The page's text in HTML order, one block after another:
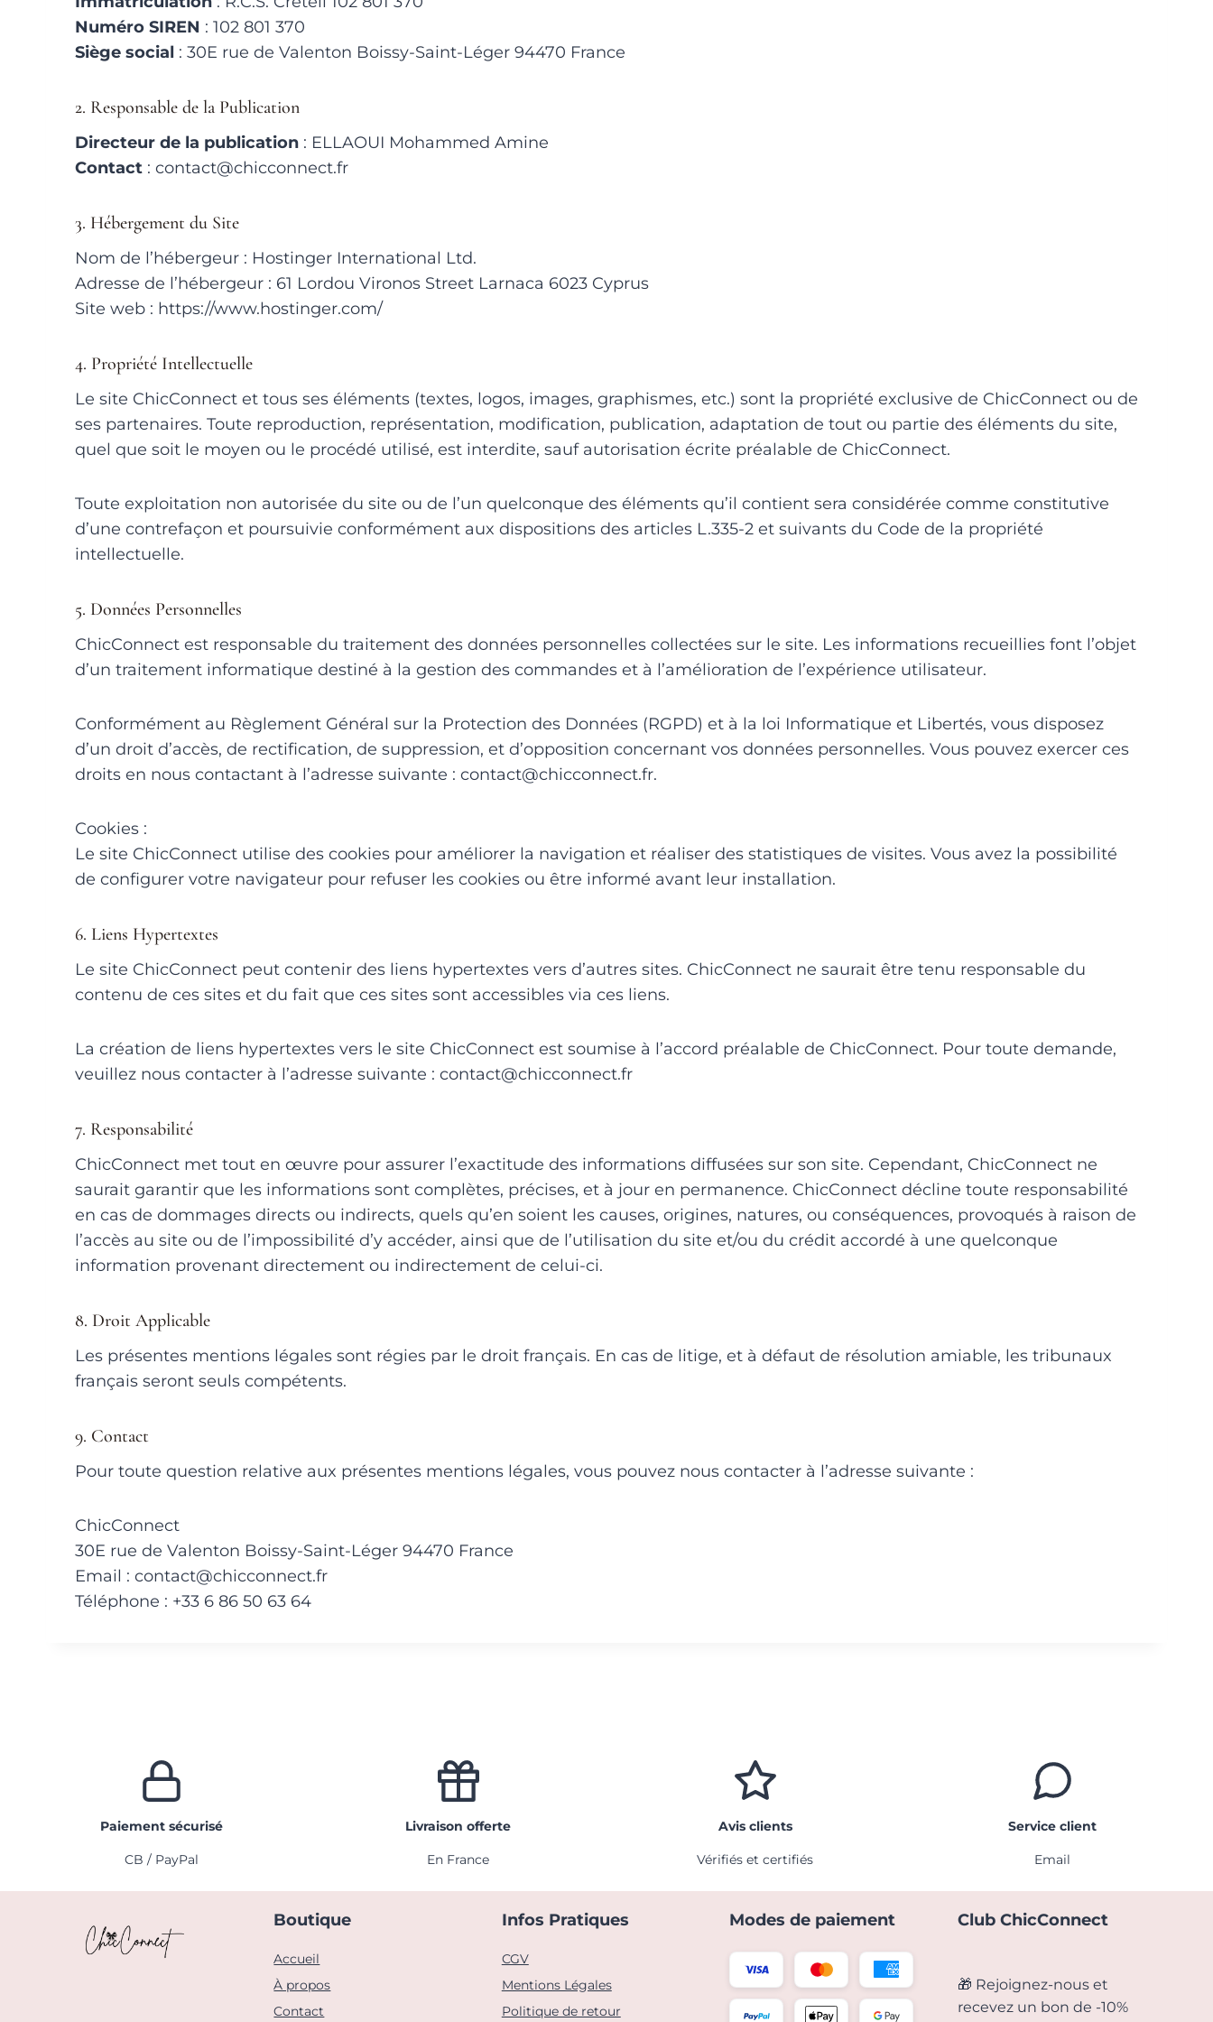
Numéro SIREN : 102 801 370
Siège social : 30E rue de Valenton Boissy-Saint-Léger 94470 France
2. Responsable de la Publication
Directeur de la publication : ELLAOUI Mohammed Amine
Contact : contact@chicconnect.fr
3. Hébergement du Site
Nom de l’hébergeur : Hostinger International Ltd.
Adresse de l’hébergeur : 61 Lordou Vironos Street Larnaca 6023 Cyprus
Site web : https://www.hostinger.com/
4. Propriété Intellectuelle
Le site ChicConnect et tous ses éléments (textes, logos, images, graphismes, etc.) sont la propriété exclusive de ChicConnect ou de
ses partenaires. Toute reproduction, représentation, modification, publication, adaptation de tout ou partie des éléments du site,
quel que soit le moyen ou le procédé utilisé, est interdite, sauf autorisation écrite préalable de ChicConnect.
Toute exploitation non autorisée du site ou de l’un quelconque des éléments qu’il contient sera considérée comme constitutive
d’une contrefaçon et poursuivie conformément aux dispositions des articles L.335-2 et suivants du Code de la propriété
intellectuelle.
5. Données Personnelles
ChicConnect est responsable du traitement des données personnelles collectées sur le site. Les informations recueillies font l’objet
d’un traitement informatique destiné à la gestion des commandes et à l’amélioration de l’expérience utilisateur.
Conformément au Règlement Général sur la Protection des Données (RGPD) et à la loi Informatique et Libertés, vous disposez
d’un droit d’accès, de rectification, de suppression, et d’opposition concernant vos données personnelles. Vous pouvez exercer ces
droits en nous contactant à l’adresse suivante : contact@chicconnect.fr.
Cookies :
Le site ChicConnect utilise des cookies pour améliorer la navigation et réaliser des statistiques de visites. Vous avez la possibilité
de configurer votre navigateur pour refuser les cookies ou être informé avant leur installation.
6. Liens Hypertextes
Le site ChicConnect peut contenir des liens hypertextes vers d’autres sites. ChicConnect ne saurait être tenu responsable du
contenu de ces sites et du fait que ces sites sont accessibles via ces liens.
La création de liens hypertextes vers le site ChicConnect est soumise à l’accord préalable de ChicConnect. Pour toute demande,
veuillez nous contacter à l’adresse suivante : contact@chicconnect.fr
7. Responsabilité
ChicConnect met tout en œuvre pour assurer l’exactitude des informations diffusées sur son site. Cependant, ChicConnect ne
saurait garantir que les informations sont complètes, précises, et à jour en permanence. ChicConnect décline toute responsabilité
en cas de dommages directs ou indirects, quels qu’en soient les causes, origines, natures, ou conséquences, provoqués à raison de
l’accès au site ou de l’impossibilité d’y accéder, ainsi que de l’utilisation du site et/ou du crédit accordé à une quelconque
information provenant directement ou indirectement de celui-ci.
8. Droit Applicable
Les présentes mentions légales sont régies par le droit français. En cas de litige, et à défaut de résolution amiable, les tribunaux
français seront seuls compétents.
9. Contact
Pour toute question relative aux présentes mentions légales, vous pouvez nous contacter à l’adresse suivante :
ChicConnect
30E rue de Valenton Boissy-Saint-Léger 94470 France
Email : contact@chicconnect.fr
Téléphone : +33 6 86 50 63 64
Paiement sécurisé
CB / PayPal
Livraison offerte
En France
Avis clients
Vérifiés et certifiés
Service client
Email
Boutique
Accueil
À propos
Contact
Infos Pratiques
CGV
Mentions Légales
Politique de retour
Modes de paiement Club ChicConnect
🎁 Rejoignez-nous et
recevez un bon de -10%